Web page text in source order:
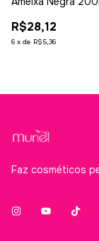
R$28,12
6 x de R$5,36
Faz cosméticos